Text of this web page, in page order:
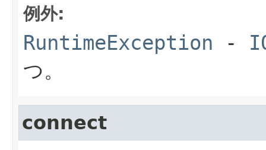
例外:
RuntimeException -
つ。
connect